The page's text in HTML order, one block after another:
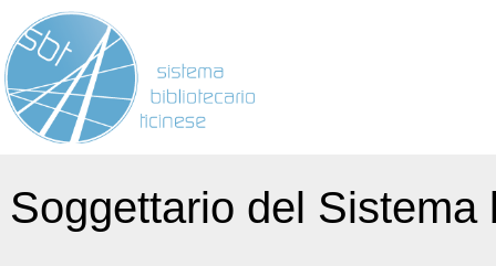
Soggettario del